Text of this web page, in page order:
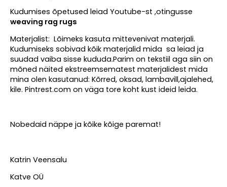
Kudumises õpetused leiad Youtube-st ,otingusse
weaving rag rugs
Materjalist: Lõimeks kasuta mittevenivat materjali.
Kudumiseks sobivad kõik materjalid mida sa leiad ja
suudad vaiba sisse kududa.Parim on tekstiil aga siin on
mõned näited ekstreemsematest materjalidest mida
mina olen kasutanud: Kõrred, oksad, lambavill,ajalehed,
kile. Pintrest.com on väga tore koht kust ideid leida.
Nobedaid näppe ja kõike kõige paremat!
Katrin Veensalu
Katve OÜ